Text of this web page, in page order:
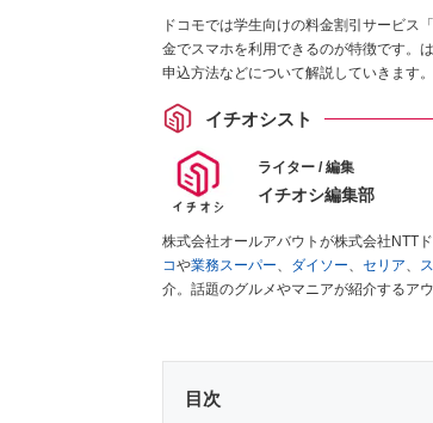
ドコモでは学生向けの料金割引サービス
金でスマホを利用できるのが特徴です。
申込方法などについて解説していきます。
イチオシスト
ライター / 編集
イチオシ編集部
株式会社オールアバウトが株式会社NTT
コや業務スーパー、 ダイソー、 セリア、
介。話題のグルメやマニアが紹介するア
目次